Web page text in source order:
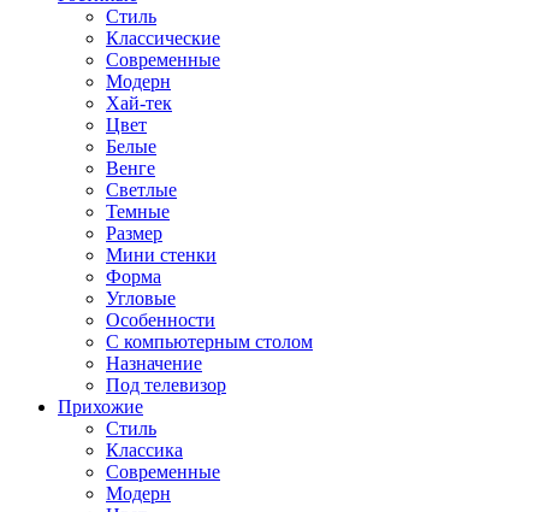
Стиль
Классические
Современные
Модерн
Хай-тек
Цвет
Белые
Венге
Светлые
Темные
Размер
Мини стенки
Форма
Угловые
Особенности
С компьютерным столом
Назначение
Под телевизор
Прихожие
Стиль
Классика
Современные
Модерн